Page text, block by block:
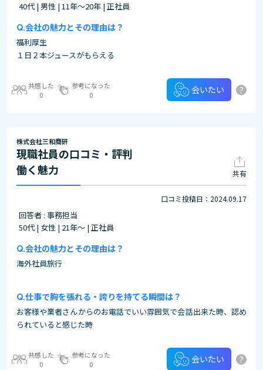
40代 | 男性 | 11年～20年 | 正社員
会社の魅力とその理由は？
福利厚生
１日２本ジュースがもらえる
共感した
0
参考になった
0
会いたい ?
株式会社三和商研
現職社員の口コミ・評判
働く魅力
共有
口コミ投稿日：2024.09.17
回答者 : 事務担当
50代 | 女性 | 21年～ | 正社員
会社の魅力とその理由は？
海外社員旅行
仕事で胸を張れる・誇りを持てる瞬間は？
お客様や業者さんからのお電話でいい雰囲気で会話出来た時、認め
られていると感じた時
共感した
0
参考になった
0
会いたい ?